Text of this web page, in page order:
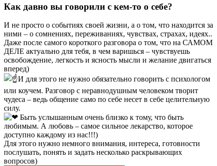
Как давно вы говорили с кем-то о себе?
И не просто о событиях своей жизни, а о том, что находится за
ними – о сомнениях, переживаниях, чувствах, страхах, идеях..
Даже после самого короткого разговора о том, что на САМОМ
ДЕЛЕ актуально для тебя, в чем варишься – чувствуешь
освобождение, легкость и ясность мысли и желание двигаться
вперед)
И для этого не нужно обязательно говорить с психологом
или коучем. Разговор с неравнодушным человеком творит
чудеса – ведь общение само по себе несет в себе целительную
силу.
Быть услышанным очень близко к тому, что быть
любимым. А любовь – самое сильное лекарство, которое
доступно каждому из нас!!!)
Для этого нужно немного внимания, интереса, готовности
послушать, понять и задать несколько раскрывающих
вопросов)